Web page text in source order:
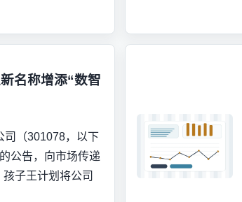
名称增添“数智
司（301078，以下
公告，向市场传递
子王计划将公司